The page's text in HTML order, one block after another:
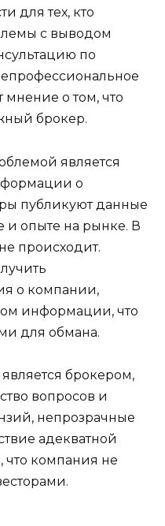
для тех, кто
с выводом
по
о том, что
брокер.
является
о
публикуют данные
и опыте на рынке. В
происходит.
о компании,
информации, что
для обмана.
брокером,
вопросов и
непрозрачные
адекватной
что компания не